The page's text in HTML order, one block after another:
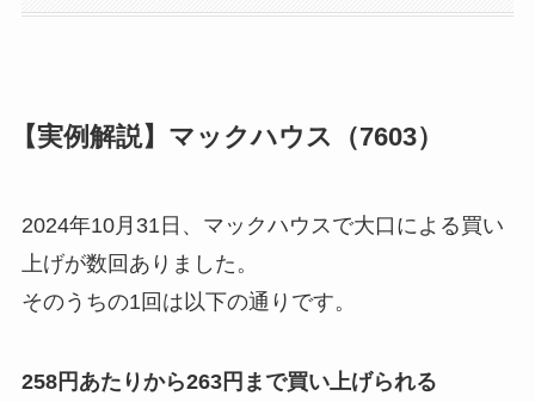
【実例解説】マックハウス（7603）
2024年10月31日、マックハウスで大口による買い
上げが数回ありました。
そのうちの1回は以下の通りです。
258円あたりから263円まで買い上げられる